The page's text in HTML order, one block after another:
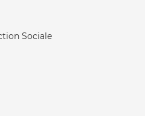
Sociale